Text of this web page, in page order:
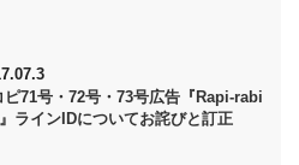
ピ71号・72号・73号広告『Rapi-rabi
ラインIDについてお詫びと訂正